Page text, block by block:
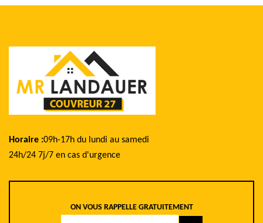
Horaire :09h-17h du lundi au samedi
24h/24 7j/7 en cas d'urgence
ON VOUS RAPPELLE GRATUITEMENT